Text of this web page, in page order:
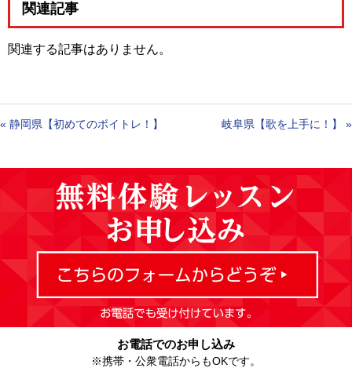
関連記事
関連する記事はありません。
« 静岡県【初めてのボイトレ！】 岐阜県【歌を上手に！】 »
お電話でのお申し込み
※携帯・公衆電話からもOKです。